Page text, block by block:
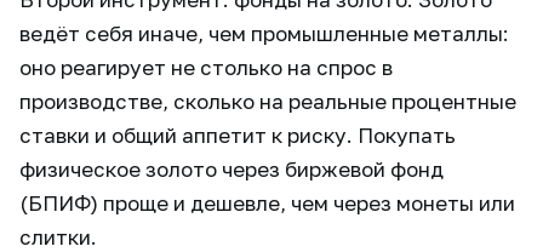
ведёт себя иначе, чем промышленные металлы:
оно реагирует не столько на спрос в
производстве, сколько на реальные процентные
ставки и общий аппетит к риску. Покупать
физическое золото через биржевой фонд
(БПИФ) проще и дешевле, чем через монеты или
слитки.